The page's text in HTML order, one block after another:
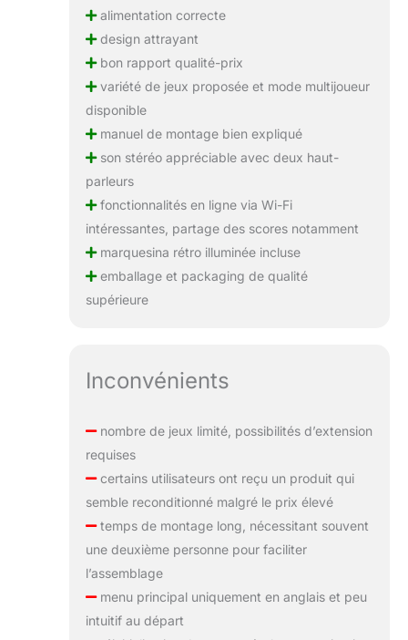
alimentation correcte
design attrayant
bon rapport qualité-prix
variété de jeux proposée et mode multijoueur
disponible
manuel de montage bien expliqué
son stéréo appréciable avec deux haut-
parleurs
fonctionnalités en ligne via Wi-Fi
intéressantes, partage des scores notamment
marquesina rétro illuminée incluse
emballage et packaging de qualité
supérieure
Inconvénients
nombre de jeux limité, possibilités d’extension
requises
certains utilisateurs ont reçu un produit qui
semble reconditionné malgré le prix élevé
temps de montage long, nécessitant souvent
une deuxième personne pour faciliter
l’assemblage
menu principal uniquement en anglais et peu
intuitif au départ